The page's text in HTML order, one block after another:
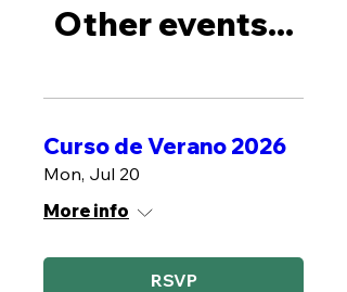
Other events...
Curso de Verano 2026
Mon, Jul 20
More info
RSVP